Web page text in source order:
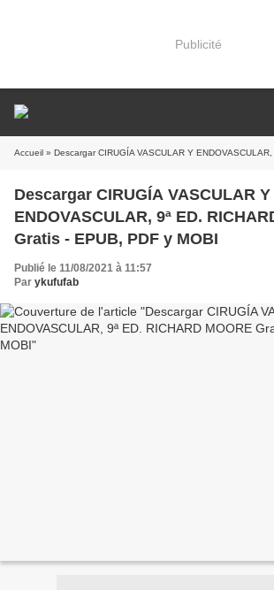
Publicité
Accueil » Descargar CIRUGÍA VASCULAR Y ENDOVASCULAR, 9ª ED. RICHARD
Descargar CIRUGÍA VASCULAR Y
ENDOVASCULAR, 9ª ED.
Gratis - EPUB, PDF y MOBI
Publié le 11/08/2021 à 11:57
Par ykufufab